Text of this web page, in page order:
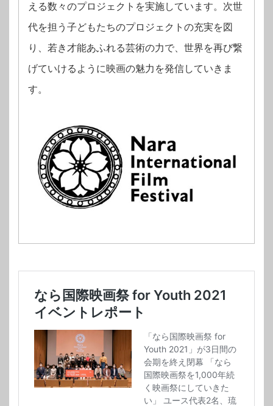
える数々のプロジェクトを実施しています。次世
代を担う子どもたちのプロジェクトの充実を図
り、若き才能あふれる芸術の力で、世界を再び繋
げていけるように映画の魅力を発信していきま
す。